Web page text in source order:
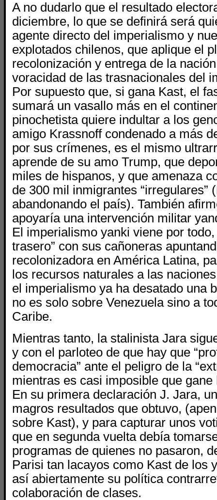
A no dudarlo que el resultado
diciembre, lo que se definirá será
agente directo del imperialismo y
explotados chilenos, que aplique el
recolonización y entrega de la
voracidad de las trasnacionales del
Por supuesto que, si gana Kast, el
sumará un vasallo más en el
pinochetista quiere indultar a los
amigo Krassnoff condenado a más
por sus crímenes, es el mismo
aprende de su amo Trump, que
miles de hispanos, y que amenaza
de 300 mil inmigrantes “irregulares”
abandonando el país). También
apoyaría una intervención militar
El imperialismo yanki viene por
trasero” con sus cañoneras
recolonizadora en América Latina,
los recursos naturales a las
el imperialismo ya ha desatado una
no es solo sobre Venezuela sino a
Caribe.
Mientras tanto, la stalinista Jara
y con el parloteo de que hay que
democracia” ante el peligro de la
mientras es casi imposible que
En su primera declaración J. Jara,
magros resultados que obtuvo,
sobre Kast), y para capturar unos
que en segunda vuelta debía
programas de quienes no pasaron,
Parisi tan lacayos como Kast de los
así abiertamente su política
colaboración de clases.